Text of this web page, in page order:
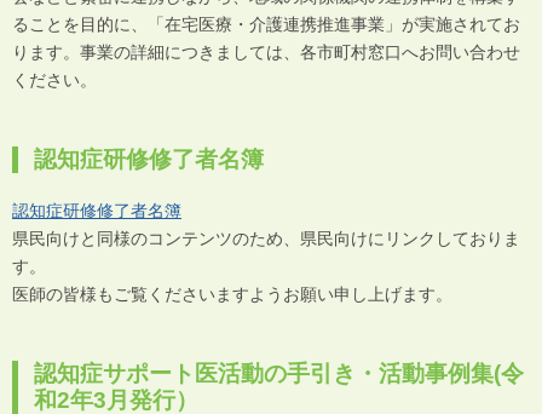
ることを目的に、「在宅医療・介護連携推進事業」が実施されてお
ります。事業の詳細につきましては、各市町村窓口へお問い合わせ
ください。
認知症研修修了者名簿
認知症研修修了者名簿
県民向けと同様のコンテンツのため、県民向けにリンクしておりま
す。
医師の皆様もご覧くださいますようお願い申し上げます。
認知症サポート医活動の手引き・活動事例集(令
和2年3月発行）